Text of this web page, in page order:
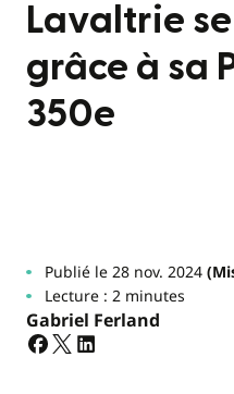
Lavaltrie
grâce à sa
350e
Publié le 28 nov. 2024
Lecture : 2 minutes
Gabriel Ferland